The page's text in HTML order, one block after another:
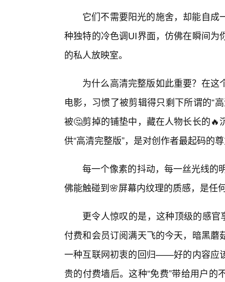
它们不需要阳光的施舍，却能自
种独特的冷色调UI界面，仿佛在瞬间
的私人放映室。
为什么高清完整版如此重要？在
电影，习惯了被剪辑得只剩下所谓的“
被🤔剪掉的铺垫中，藏在人物长长的
供“高清完整版”，是对创作者最起码的
每一个像素的抖动，每一丝光线的
佛能触碰到🌸屏幕内纹理的质感，是任
更令人惊叹的是，这种顶级的感官
付费和会员订阅满天飞的今天，暗黑
一种互联网初衷的回归——好的内容应
贵的付费墙后。这种“免费”带给用户